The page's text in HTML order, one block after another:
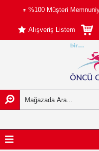
%100 Müşteri
Alışveriş Listem